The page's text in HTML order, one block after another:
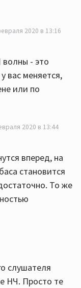
2020 в 13:16
- это
вас меняется,
или по
2020 в 13:44
вперед, на
становится
То же
слушателя
НЧ. Просто те